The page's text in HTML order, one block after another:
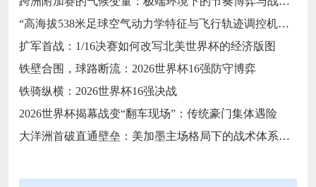
“高海拔538米足球空气动力学特征与飞行轨迹调控机制——以2026世界杯BBVA球场为实证场景”
扩军首战：1/16决赛如何改写北美世界杯的经济版图
铁壁合围，球路断流：2026世界杯16强防守博弈
铁骑纵横：2026世界杯16强决战
2026世界杯揭幕战变“翻车现场”：传统豪门集体遇险
大洋洲首破直通壁垒：美加墨主场格局下的战术体系重构